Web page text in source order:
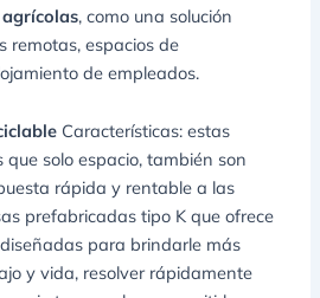
, como una solución
remotas, espacios de
de empleados.
Características: estas
solo espacio, también son
rápida y rentable a las
prefabricadas tipo K que ofrece
para brindarle más
y vida, resolver rápidamente